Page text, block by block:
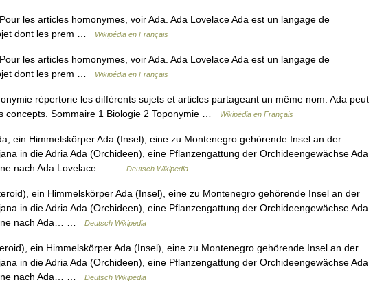
les articles homonymes, voir Ada. Ada Lovelace Ada est un langage de
dont les prem …
Wikipédia en Français
les articles homonymes, voir Ada. Ada Lovelace Ada est un langage de
dont les prem …
Wikipédia en Français
répertorie les différents sujets et articles partageant un même nom. Ada peut
concepts. Sommaire 1 Biologie 2 Toponymie …
Wikipédia en Français
ein Himmelskörper Ada (Insel), eine zu Montenegro gehörende Insel an der
in die Adria Ada (Orchideen), eine Pflanzengattung der Orchideengewächse Ada
nach Ada Lovelace… …
Deutsch Wikipedia
ein Himmelskörper Ada (Insel), eine zu Montenegro gehörende Insel an der
in die Adria Ada (Orchideen), eine Pflanzengattung der Orchideengewächse Ada
nach Ada… …
Deutsch Wikipedia
ein Himmelskörper Ada (Insel), eine zu Montenegro gehörende Insel an der
in die Adria Ada (Orchideen), eine Pflanzengattung der Orchideengewächse Ada
nach Ada… …
Deutsch Wikipedia